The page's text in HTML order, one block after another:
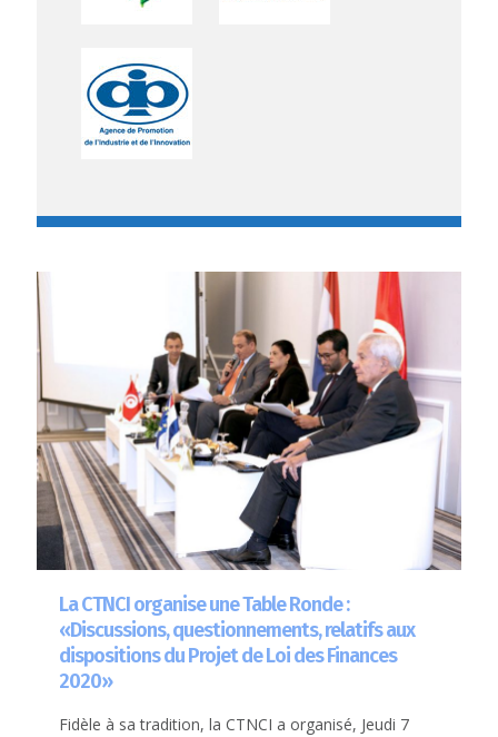
La CTNCI organise une Table Ronde :
«Discussions, questionnements, relatifs aux
dispositions du Projet de Loi des Finances
2020»
Fidèle à sa tradition, la CTNCI a organisé, Jeudi 7